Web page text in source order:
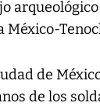
México-
de
de los